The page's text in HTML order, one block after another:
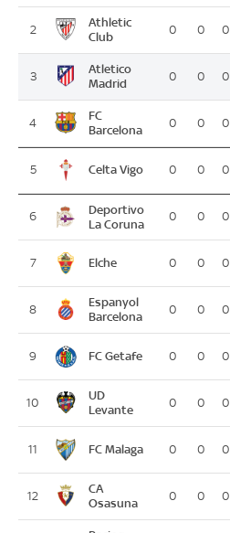
2
Athletic
Club
0 0 0
3
Atletico
Madrid
0 0 0
4
FC
Barcelona
0 0 0
5 Celta Vigo 0 0 0
6
Deportivo
La Coruna
0 0 0
7 Elche 0 0 0
8
Espanyol
Barcelona
0 0 0
9 FC Getafe 0 0 0
10
UD
Levante
0 0 0
11 FC Malaga 0 0 0
12
CA
Osasuna
0 0 0